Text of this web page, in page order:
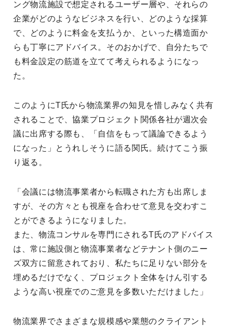
ング物流施設で想定されるユーザー層や、それらの
企業がどのようなビジネスを行い、どのような採算
で、どのように料金を支払うか、といった構造面か
らも丁寧にアドバイス。そのおかげで、自分たちで
も料金設定の筋道を立てて考えられるようになっ
た。
このようにT氏から物流業界の知見を惜しみなく共有
されることで、協業プロジェクト関係各社が週次会
議に出席する際も、「自信をもって議論できるよう
になった」とうれしそうに語る関氏。続けてこう振
り返る。
「会議には物流事業者から転職された方も出席しま
すが、その方々とも視座を合わせて意見を交わすこ
とができるようになりました。
また、物流コンサルを専門にされるT氏のアドバイス
は、常に施設側と物流事業者などテナント側のニー
ズ双方に留意されており、私たちに足りない部分を
埋めるだけでなく、プロジェクト全体をけん引する
ような高い視座でのご意見を多数いただけました」
物流業界でさまざまな規模感や業態のクライアント